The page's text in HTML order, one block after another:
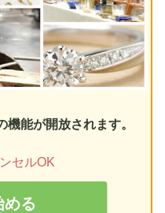
機能が開放されます。
セルOK
める